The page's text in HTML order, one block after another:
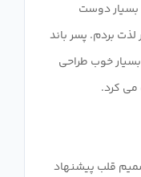
دوست
بردم. پسر باند
بسیار خوب طراحی
قلب پیشنهاد